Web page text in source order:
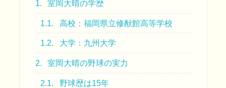
1. 室岡大晴の学歴
1.1. 高校：福岡県立修猷館高等学校
1.2. 大学：九州大学
2. 室岡大晴の野球の実力
2.1. 野球歴は15年